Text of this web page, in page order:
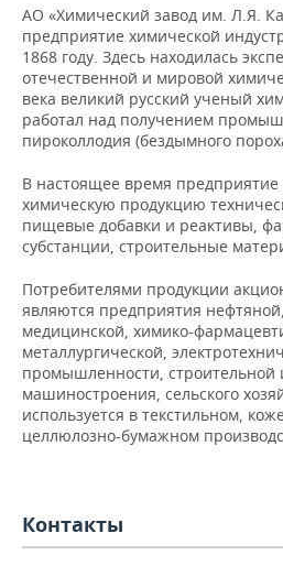
ТОРГОВЫЕ ЦЕНТРЫ
ТАТАРСТАНА
ИНВЕСТИЦИИ
МАШИНОСТРОЕНИЕ
НЕФТЕХИМИЯ
НЕФТЬ
ЭНЕРГЕТИКА
НОВОСТИ БИЗНЕСА
РОЗНИЧНАЯ ТОРГОВЛЯ
ТРАНСПОРТ
УСЛУГИ
ТЕХНОЛОГИИ
НОВОСТИ ТЕХНОЛОГИЙ
IT
МЕДИА
ТЕЛЕКОММУНИКАЦИИ
МЕРОПРИЯТИЯ
НОВОСТИ МЕРОПРИЯТИЙ
ВЫЕЗДНАЯ РЕДАКЦИЯ
БИЗНЕС-БРАНЧИ
ONLINE-КОНФЕРЕНЦИИ
ОТКРЫТАЯ ЛЕКЦИЯ
СПОРТ
НОВОСТИ СПОРТА
ФУТБОЛ
ХОККЕЙ
БАСКЕТБОЛ
ВОЛЕЙБОЛ
КИБЕРСПОРТ
ВОДНЫЕ ВИДЫ СПОРТА
ОБЩЕСТВО
НОВОСТИ ОБЩЕСТВА
ВЛАСТЬ
ИНФРАСТРУКТУРА
ИСТОРИЯ
ОБРАЗОВАНИЕ
ФОТОГАЛЕРЕЯ
СЮЖЕТЫ
СПРАВОЧНИК
СПИСОК ПЕРСОН
СПИСОК КОМПАНИЙ
ПОЛНАЯ ВЕРСИЯ
АО «Химический завод им. Л.Я.
предприятие химической
1868 году. Здесь находилась
отечественной и мировой
века великий русский ученый
работал над получением
пироколлодия (бездымного
В настоящее время предприятие
химическую продукцию
пищевые добавки и реактивы,
субстанции, строительные
Потребителями продукции
являются предприятия
медицинской, химико-
металлургической,
промышленности, строительной
машиностроения, сельского
используется в текстильном,
целлюлозно-бумажном
Контакты